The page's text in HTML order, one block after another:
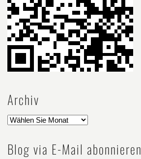
Archiv
Blog via E-Mail abonnieren